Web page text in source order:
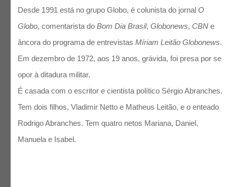
Desde 1991 está no grupo Globo, é colunista do jornalO
Globo, comentarista doBom Dia Brasil,Globonews, CBN e
âncora do programa de entrevistasMíriam Leitão Globonews.
Em dezembro de 1972, aos 19 anos, grávida, foi presa por se
opor à ditadura militar.
É casada com o escritor e cientista político Sérgio Abranches.
Tem dois filhos, Vladimir Netto e Matheus Leitão, e o enteado
Rodrigo Abranches. Tem quatro netos Mariana, Daniel,
Manuela e Isabel.